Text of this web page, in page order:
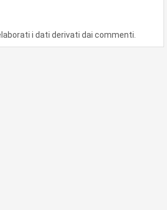
i dati derivati dai commenti